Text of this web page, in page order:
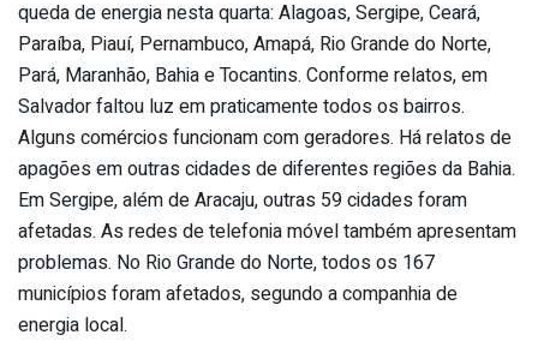
queda de energia nesta quarta: Alagoas, Sergipe, Ceará,
Paraíba, Piauí, Pernambuco, Amapá, Rio Grande do Norte,
Pará, Maranhão, Bahia e Tocantins. Conforme relatos, em
Salvador faltou luz em praticamente todos os bairros.
Alguns comércios funcionam com geradores. Há relatos de
apagões em outras cidades de diferentes regiões da Bahia.
Em Sergipe, além de Aracaju, outras 59 cidades foram
afetadas. As redes de telefonia móvel também apresentam
problemas. No Rio Grande do Norte, todos os 167
municípios foram afetados, segundo a companhia de
energia local.